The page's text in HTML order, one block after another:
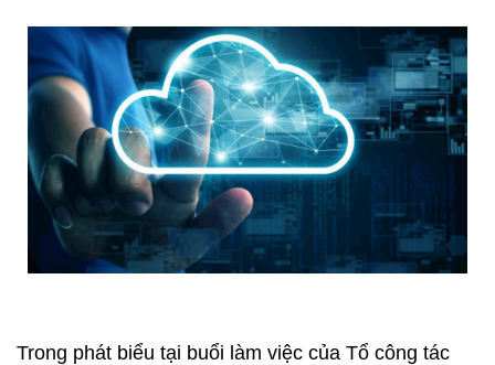
Trong phát biểu tại buổi làm việc của Tổ công tác